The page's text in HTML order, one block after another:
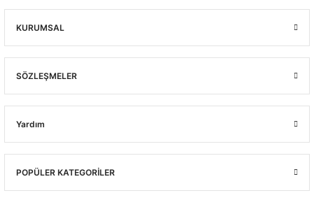
KURUMSAL
SÖZLEŞMELER
Yardım
POPÜLER KATEGORİLER